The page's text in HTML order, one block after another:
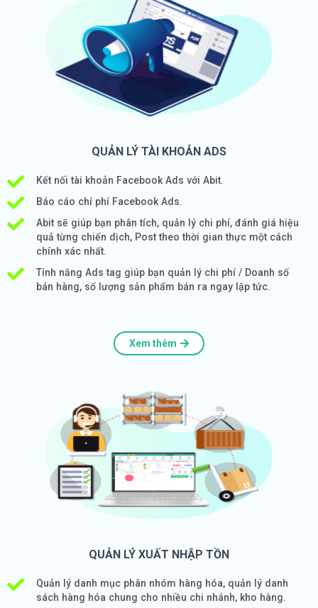
QUẢN LÝ TÀI KHOẢN ADS
Kết nối tài khoản Facebook Ads với Abit.
Báo cáo chí phí Facebook Ads.
Abit sẽ giúp bạn phân tích, quản lý chi phí, đánh giá hiệu
quả từng chiến dịch, Post theo thời gian thực một cách
chính xác nhất.
Tính năng Ads tag giúp bạn quản lý chi phí / Doanh số
bán hàng, số lượng sản phẩm bán ra ngay lập tức.
Xem thêm
QUẢN LÝ XUẤT NHẬP TỒN
Quản lý danh mục phân nhóm hàng hóa, quản lý danh
sách hàng hóa chung cho nhiều chi nhánh, kho hàng.